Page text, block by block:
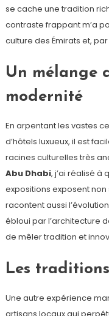
se cache une tradition
contraste frappant m’a
culture des Émirats et,
Un mélange
modernité
En arpentant les vastes
d’hôtels luxueux, il est
racines culturelles très
Abu Dhabi, j’ai réalisé à
expositions exposent
racontent aussi
ébloui par l’architecture
de mêler tradition et
Les
Une autre expérience